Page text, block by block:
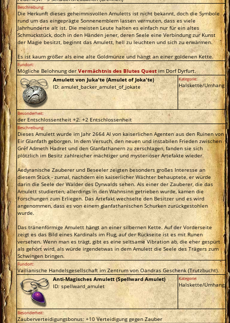
Beschreibung:
Die Herkunft dieses geheimnisvollen Amuletts ist nicht bekannt, doch die Symbole
rund um das eingeprägte Sonnenemblem lassen vermuten, dass es viele
Jahrhunderte alt ist. Die meisten Leute halten es einfach nur für ein altes
Schmuckstück, doch in den Händen jener, deren Seele eine Verbindung zur Kunst
der Magie besitzt, beginnt das Amulett, hell zu leuchten und sich zu erwärmen.
Es ist kaum größer als eine alte Goldmünze und hängt an einer goldenen Kette.
Fundort:
Mögliche Belohnung derVermächtnis des Blutes Quest im Dorf Dyrfurt.
Amulett von Juka'te (Amulet of Joka'te)
ID: amulet_backer_amulet_of_jokate
Kategorie:
Halskette/Umhang
Besonderheit:
der Entschlossentheit +2: +2 Entschlossenheit
Beschreibung:
Dieses Amulett wurde im Jahr 2664 AI von kaiserlichen Agenten aus den Ruinen von
Eir Glanfath geborgen. In dem Versuch, den neuen und instabilen Frieden zwischen
Gréf Admeth Hadret und den Glanfathanern zu zerschlagen, fanden sie sich
plötzlich im Besitz zahlreicher mächtiger und mysteriöser Artefakte wieder.
Aedyranische Zauberer und Beseeler zeigten besonders großes Interesse an
diesem Stück - zumal, nachdem ein kaiserlicher Wächter behauptete, er würde
darin die Seele der Wälder des Dyrwalds sehen. Als einer der Zauberer, die das
Amulett studierten, allerdings in den Wahnsinn getrieben wurde, kamen die
Forschungen zum Erliegen. Das Artefakt wechselte den Besitzer und es wird
angenommen, dass es von einem glanfathanischen Schurken zurückgestohlen
wurde.
Das tränenförmige Amulett hängt an einer silbernen Kette. Auf der Vorderseite
zeigt es das Bild eines Kardinals im Flug, auf der Rückseite ist es mit Runen
versehen. Wenn man es trägt, gibt es eine seltsame Vibration ab, die eher gespürt
als gehört wird, als würde irgendetwas in dem Amulett die Seele des Trägers zum
Schwingen bringen.
Fundort:
Vailianische Handelsgesellschaft im Zentrum von Oandras Geschenk (Trutzbucht).
Anti-Magisches Amulett (Spellward Amulet)
ID: spellward_amulet
Kategorie:
Halskette/Umhang
Besonderheit:
Zauberverteidigungsbonus: +10 Verteidigung gegen Zauber